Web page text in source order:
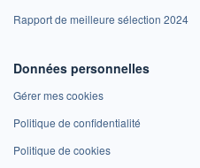
Rapport de meilleure sélection 2024
Données personnelles
Gérer mes cookies
Politique de confidentialité
Politique de cookies